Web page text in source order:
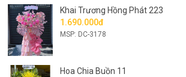
Khai Trương Hồng Phát 223
1.690.000đ
MSP: DC-3178
Hoa Chia Buồn 11